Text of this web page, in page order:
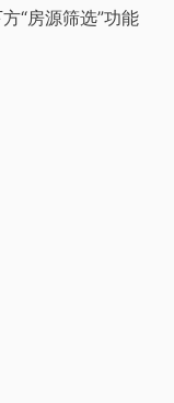
“房源筛选”功能